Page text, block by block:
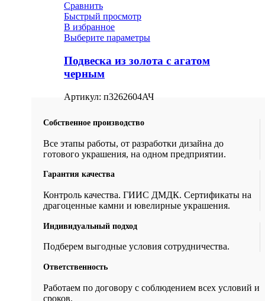
Сравнить
Быстрый просмотр
В избранное
Выберите параметры
Подвеска из золота с агатом
черным
Артикул: п3262604АЧ
Собственное производство
Все этапы работы, от разработки дизайна до
готового украшения, на одном предприятии.
Гарантия качества
Контроль качества. ГИИС ДМДК. Сертификаты на
драгоценные камни и ювелирные украшения.
Индивидуальный подход
Подберем выгодные условия сотрудничества.
Ответственность
Работаем по договору с соблюдением всех условий и
сроков.